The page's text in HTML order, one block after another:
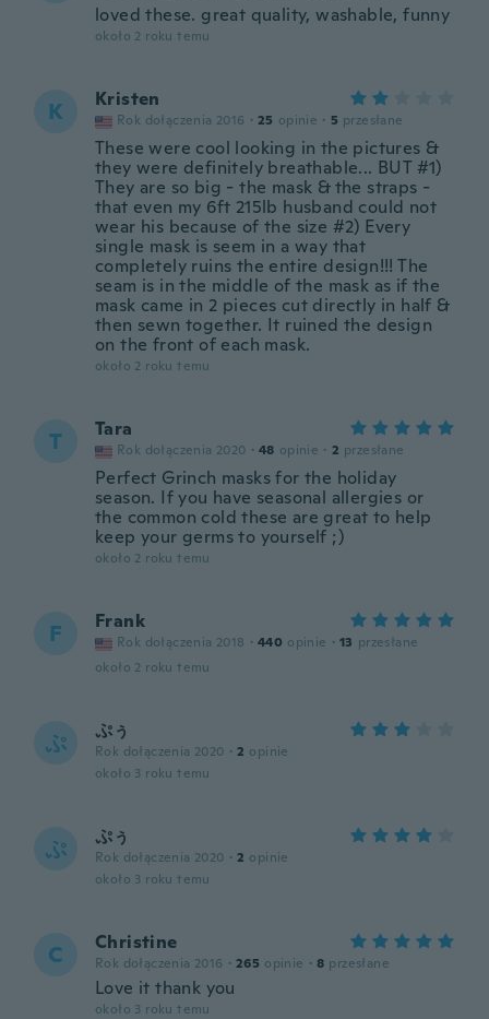
loved these. great quality, washable, funny
około 2 roku temu
K Kristen
Rok dołączenia 2016 · 25 opinie · 5 przesłane
These were cool looking in the pictures &
they were definitely breathable... BUT #1)
They are so big - the mask & the straps -
that even my 6ft 215lb husband could not
wear his because of the size #2) Every
single mask is seem in a way that
completely ruins the entire design!!! The
seam is in the middle of the mask as if the
mask came in 2 pieces cut directly in half &
then sewn together. It ruined the design
on the front of each mask.
około 2 roku temu
T Tara
Rok dołączenia 2020 · 48 opinie · 2 przesłane
Perfect Grinch masks for the holiday
season. If you have seasonal allergies or
the common cold these are great to help
keep your germs to yourself ;)
około 2 roku temu
F Frank
Rok dołączenia 2018 · 440 opinie · 13 przesłane
około 2 roku temu
ぷ ぷぅ
Rok dołączenia 2020 · 2 opinie
około 3 roku temu
ぷ ぷぅ
Rok dołączenia 2020 · 2 opinie
około 3 roku temu
C Christine
Rok dołączenia 2016 · 265 opinie · 8 przesłane
Love it thank you
około 3 roku temu